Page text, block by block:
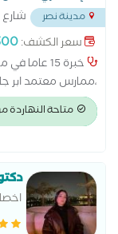
مدينة نصر
سعر الكشف:
خبرة 15
،ممارس معتمد ابر
الاعصاب الطرفية ،
الغضروفي القطني
المنيرة العام و
متاحة النهاردة من 2:00